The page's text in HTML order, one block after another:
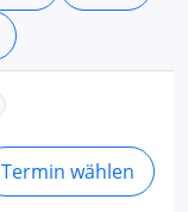
Termin wählen